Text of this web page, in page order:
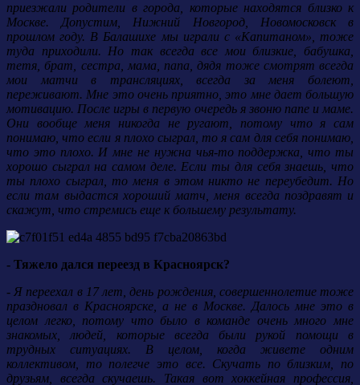
приезжали родители в города, которые находятся близко к
Москве. Допустим, Нижний Новгород, Новомосковск в
прошлом году. В Балашихе мы играли с «Капитаном», тоже
туда приходили. Но так всегда все мои близкие, бабушка,
тетя, брат, сестра, мама, папа, дядя тоже смотрят всегда
мои матчи в трансляциях, всегда за меня болеют,
переживают. Мне это очень приятно, это мне дает большую
мотивацию. После игры в первую очередь я звоню папе и маме.
Они вообще меня никогда не ругают, потому что я сам
понимаю, что если я плохо сыграл, то я сам для себя понимаю,
что это плохо. И мне не нужна чья-то поддержка, что ты
хорошо сыграл на самом деле. Если ты для себя знаешь, что
ты плохо сыграл, то меня в этом никто не переубедит. Но
если там выдастся хороший матч, меня всегда поздравят и
скажут, что стремись еще к большему результату.
- Тяжело дался переезд в Красноярск?
- Я переехал в 17 лет, день рождения, совершеннолетие тоже
праздновал в Красноярске, а не в Москве. Далось мне это в
целом легко, потому что было в команде очень много мне
знакомых, людей, которые всегда были рукой помощи в
трудных ситуациях. В целом, когда живете одним
коллективом, то полегче это все. Скучать по близким, по
друзьям, всегда скучаешь. Такая вот хоккейная профессия,